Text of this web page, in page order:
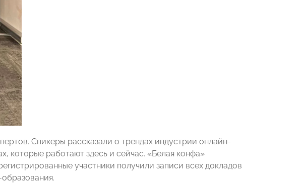
Спикеры рассказали о трендах индустрии онлайн-
которые работают здесь и сейчас. «Белая конфа»
участники получили записи всех докладов